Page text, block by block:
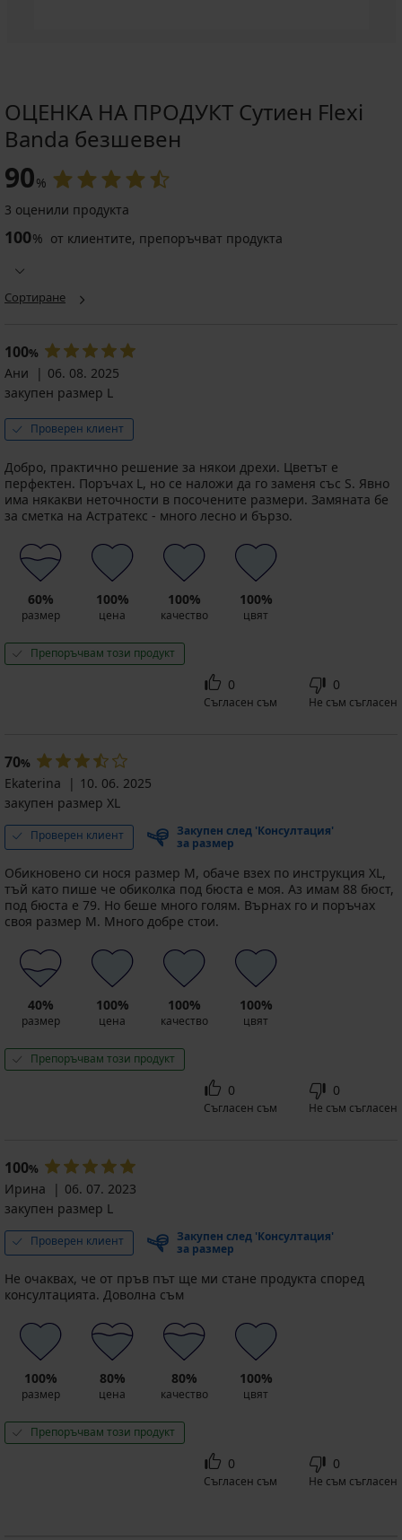
ОЦЕНКА НА ПРОДУКТ Сутиен Flexi
Banda безшевен
90%
3 оценили продукта
100% от клиентите, препоръчват продукта
Сортиране
100%
Ани
06. 08. 2025
закупен размер L
Проверен клиент
Добро, практично решение за някои дрехи. Цветът е
перфектен. Поръчах L, но се наложи да го заменя със S. Явно
има някакви неточности в посочените размери. Замяната бе
за сметка на Астратекс - много лесно и бързо.
60%
размер
100%
цена
100%
качество
100%
цвят
Препоръчвам този продукт
0
Съгласен съм
0
Не съм съгласен
70%
Ekaterina
10. 06. 2025
закупен размер XL
Проверен клиент
Закупен след 'Консултация'
за размер
Обикновено си нося размер М, обаче взех по инструкция ХL,
тъй като пише че обиколка под бюста е моя. Аз имам 88 бюст,
под бюста е 79. Но беше много голям. Върнах го и поръчах
своя размер М. Много добре стои.
40%
размер
100%
цена
100%
качество
100%
цвят
Препоръчвам този продукт
0
Съгласен съм
0
Не съм съгласен
100%
Ирина
06. 07. 2023
закупен размер L
Проверен клиент
Закупен след 'Консултация'
за размер
Не очаквах, че от пръв път ще ми стане продукта според
консултацията. Доволна съм
100%
размер
80%
цена
80%
качество
100%
цвят
Препоръчвам този продукт
0
Съгласен съм
0
Не съм съгласен